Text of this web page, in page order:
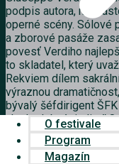
O festivale
Program
Magazín
podpis autora, má
operné scény. Sólové
a zborové pasáže
povesť Verdiho
to skladatel, který
Rekviem dílem
výraznou
bývalý šéfdirigent
ako hudobný riaditeľ
hlavný hosťujúci
rozhlasu.